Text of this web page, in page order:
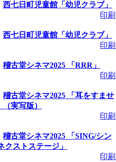
間：～
号乗車体
り」」 受
のこびる塾
期間：～
号乗車体
西七日町児童館「幼児クラブ」
印刷
西七日町児童館「幼児クラブ」
印刷
稽古堂シネマ2025 「RRR」
印刷
稽古堂シネマ2025 「耳をすませ
（実写版）
印刷
稽古堂シネマ2025 「SING/シン
クストステージ」
印刷